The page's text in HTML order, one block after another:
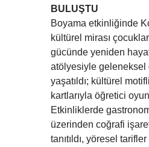
BULUŞTU
Boyama etkinliğinde
kültürel mirası
gücünde yeniden
atölyesiyle geleneksel
yaşatıldı; kültürel
kartlarıyla öğretici
Etkinliklerde
üzerinden coğrafi
tanıtıldı, yöresel tarifler